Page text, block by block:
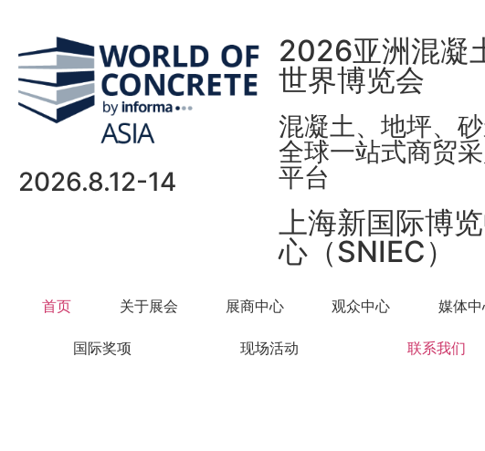
2026.8.12-14
2026亚洲混凝
世界博览会
混凝土、地坪、
全球一站式商贸
平台
上海新国际博
心（SNIEC）
首页 关于展会 展商中心 观众中心 媒体
国际奖项 现场活动 联系我们